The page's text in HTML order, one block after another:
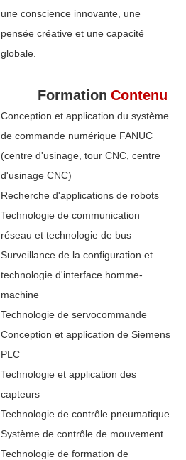
une conscience innovante, une
pensée créative et une capacité
globale.
Formation Contenu
Conception et application du système
de commande numérique FANUC
(centre d'usinage, tour CNC, centre
d'usinage CNC)
Recherche d'applications de robots
Technologie de communication
réseau et technologie de bus
Surveillance de la configuration et
technologie d'interface homme-
machine
Technologie de servocommande
Conception et application de Siemens
PLC
Technologie et application des
capteurs
Technologie de contrôle pneumatique
Système de contrôle de mouvement
Technologie de formation de